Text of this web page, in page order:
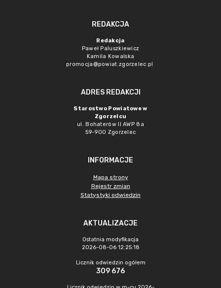
REDAKCJA
Redakcja
Paweł Paluszkiewicz
Kamila Kowalska
promocja@powiat.zgorzelec.pl
ADRES REDAKCJI
Starostwo Powiatowe w
Zgorzelcu
ul. Bohaterów II AWP 8a
59-900 Zgorzelec
INFORMACJE
Mapa strony
Rejestr zmian
Statystyki odwiedzin
AKTUALIZACJE
Ostatnia modyfikacja
2026-08-06 12:25:18
Licznik odwiedzin ogółem
309 676